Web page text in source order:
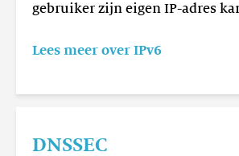
gebruiker zijn eigen IP-adres
Lees meer over IPv6
DNSSEC
meer